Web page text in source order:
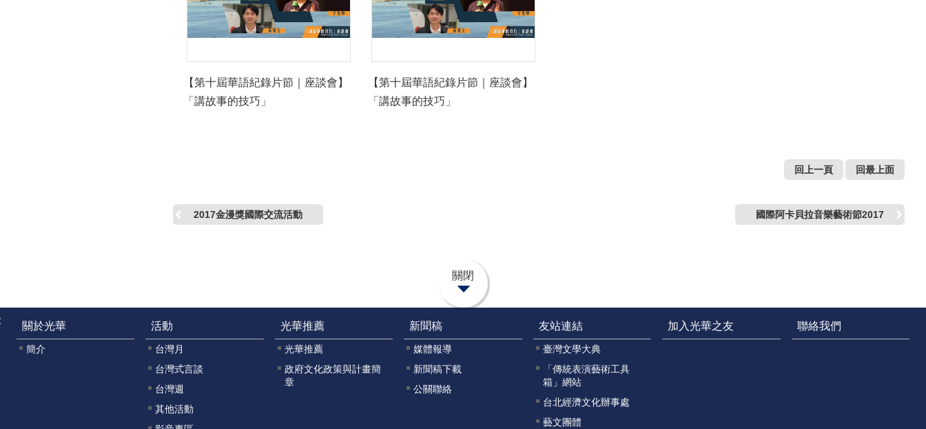
【第十屆華語紀錄片節｜座談會】
「講故事的技巧」
【第十屆華語紀錄片節｜座談會】
「講故事的技巧」
回上一頁 回最上面
2017金漫獎國際交流活動 國際阿卡貝拉音樂藝術節2017
關閉
關於光華
簡介
活動
台灣月
台灣式言談
台灣週
其他活動
光華推薦
光華推薦
政府文化政策與計畫簡
章
新聞稿
媒體報導
新聞稿下載
公關聯絡
友站連結
臺灣文學大典
「傳統表演藝術工具
箱」網站
台北經濟文化辦事處
藝文團體
加入光華之友 聯絡我們